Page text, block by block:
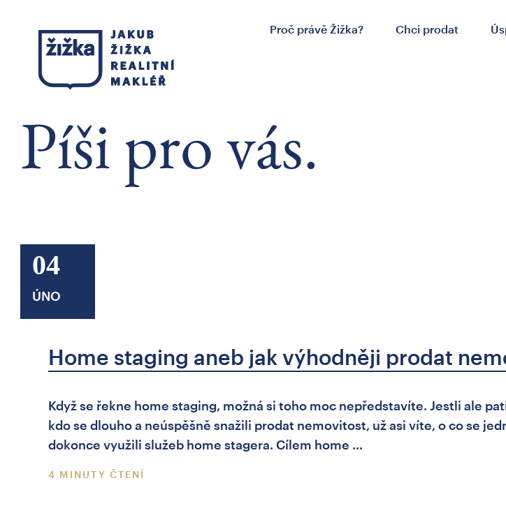
Proč právě Žižka? Chci prodat
Píši pro vás.
04
ÚNO
Home staging aneb jak výhodněji prodat
Když se řekne home staging, možná si toho moc nepředstavíte. Jestli ale
kdo se dlouho a neúspěšně snažili prodat nemovitost, už asi víte, o co se
dokonce využili služeb home stagera. Cílem home …
4 MINUTY ČTENÍ